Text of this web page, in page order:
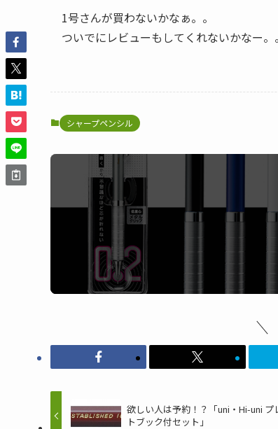
1号さんが買わないかなぁ。。
ついでにレビューもしてくれないかなー。
シャープペンシル
欲しい人は予約！？「uni・Hi-uni プ
トブック付セット」